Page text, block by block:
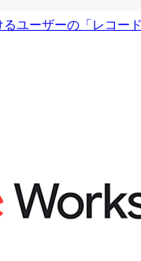
ユーザーの「レコー